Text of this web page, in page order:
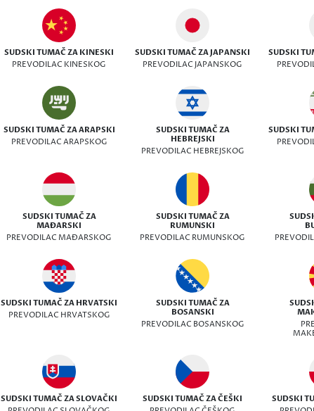
SUDSKI TUMAČ ZA KINESKI
PREVODILAC KINESKOG
SUDSKI TUMAČ ZA JAPANSKI
PREVODILAC JAPANSKOG
SUDSKI
SUDSKI TUMAČ ZA ARAPSKI
PREVODILAC ARAPSKOG
SUDSKI TUMAČ ZA
HEBREJSKI
PREVODILAC HEBREJSKOG
SUDSKI
SUDSKI TUMAČ ZA
MAĐARSKI
PREVODILAC MAĐARSKOG
SUDSKI TUMAČ ZA
RUMUNSKI
PREVODILAC RUMUNSKOG
SUDSKI TUMAČ ZA HRVATSKI
PREVODILAC HRVATSKOG
SUDSKI TUMAČ ZA
BOSANSKI
PREVODILAC BOSANSKOG
SUDSKI TUMAČ ZA SLOVAČKI
SUDSKI TUMAČ ZA ČEŠKI
SUDSKI